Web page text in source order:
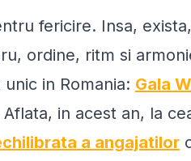
fericire. Insa,
ordine, ritm si
in Romania: Gala
in acest an, la
a angajatilor